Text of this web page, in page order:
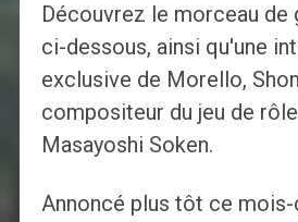
Découvrez le morceau de
ci-dessous, ainsi qu'une
exclusive de Morello,
compositeur du jeu de
Masayoshi Soken.
Annoncé plus tôt ce mois-